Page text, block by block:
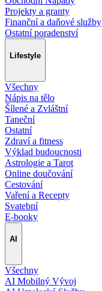
Projekty a granty
Finanční a daňové služby
Ostatní poradenství
Lifestyle
Všechny
Nápis na tělo
Šílené a Zvláštní
Taneční
Ostatní
Zdraví a fitness
Výklad budoucnosti
Astrologie a Tarot
Online doučování
Cestování
Vaření a Recepty
Svatební
E-booky
AI
Všechny
AI Mobilný Vývoj